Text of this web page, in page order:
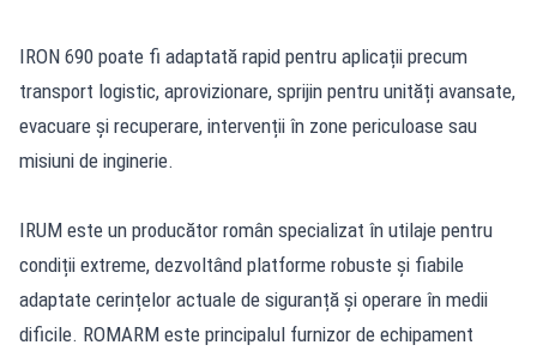
IRON 690 poate fi adaptată rapid pentru aplicații precum
transport logistic, aprovizionare, sprijin pentru unități avansate,
evacuare și recuperare, intervenții în zone periculoase sau
misiuni de inginerie.
IRUM este un producător român specializat în utilaje pentru
condiții extreme, dezvoltând platforme robuste și fiabile
adaptate cerințelor actuale de siguranță și operare în medii
dificile. ROMARM este principalul furnizor de echipament